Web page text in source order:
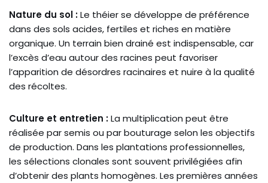
Nature du sol :Le théier se développe de préférence
dans des sols acides, fertiles et riches en matière
organique. Un terrain bien drainé est indispensable, car
l’excès d’eau autour des racines peut favoriser
l’apparition de désordres racinaires et nuire à la qualité
des récoltes.
Culture et entretien :La multiplication peut être
réalisée par semis ou par bouturage selon les objectifs
de production. Dans les plantations professionnelles,
les sélections clonales sont souvent privilégiées afin
d’obtenir des plants homogènes. Les premières années